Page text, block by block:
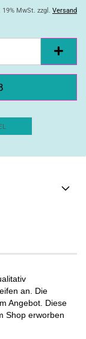
19% MwSt. zzgl. Versand
an. Die
Angebot. Diese
Shop erworben